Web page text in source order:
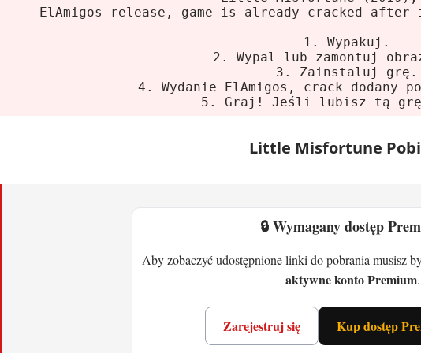
Intel Core i5-6300U 2.5 GHz
Intel HD 520
Little Misfortune to przygodówka, w której każdy wybór
czasem przykrego. Jesteś Misfortune - 8-latką z
Rozmawiasz z latającą świnią. Serio.
Gra dostępna jest po polsku, angielsku, niemiecku i w
Rozgrywka to głównie klikanie, zbieranie przedmiotów i
bardzo. Niektóre zagadki wymagają myślenia. Albo
ElAmigos release, game is already cracked
1. Wypakuj.
2. Wypal lub zamontuj
3. Zainstaluj grę.
4. Wydanie ElAmigos, crack dodany
5. Graj! Jeśli lubisz tą
Little Misfortune
🔒 Wymagany dostęp
Aby zobaczyć udostępnione linki do pobrania musisz
aktywne konto Premium.
Zarejestruj się Kup dostęp